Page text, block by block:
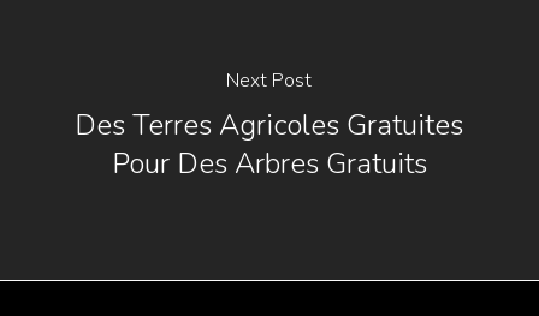
Next Post
Des Terres Agricoles Gratuites
Pour Des Arbres Gratuits